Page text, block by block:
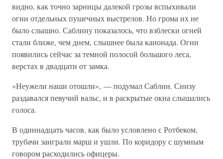
видно, как точно зарницы далекой грозы вспыхивали
огни отдельных пушечных выстрелов. Но грома их не
было слышно. Саблину показалось, что взблески огней
стали ближе, чем днем, слышнее была канонада. Огни
появились сейчас за темной полосой большого леса,
верстах в двадцати от замка.
«Неужели наши отошли», — подумал Саблин. Снизу
раздавался певучий вальс, и в раскрытые окна слышались
голоса.
В одиннадцать часов, как было условлено с Ротбеком,
трубачи заиграли марш и ушли. По коридору с шумным
говором расходились офицеры.